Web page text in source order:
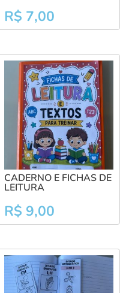
R$ 7,00
CADERNO E FICHAS DE
LEITURA
R$ 9,00